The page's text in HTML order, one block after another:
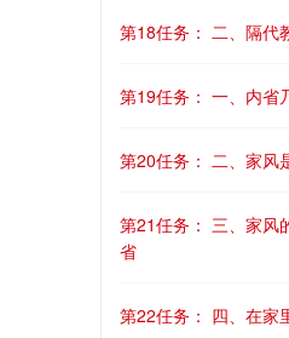
第18任务： 二、隔代
第19任务： 一、内省
第20任务： 二、家风
第21任务： 三、家风
省
第22任务： 四、在家